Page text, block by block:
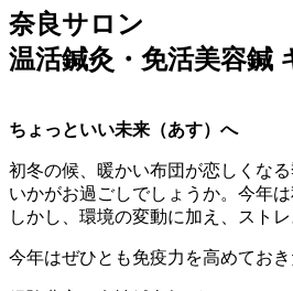
奈良サロン
温活鍼灸・免活美容鍼
ちょっといい未来（あす）へ
初冬の候、暖かい布団が恋しくなる
いかがお過ごしでしょうか。今年
しかし、環境の変動に加え、スト
今年はぜひとも免疫力を高めてお